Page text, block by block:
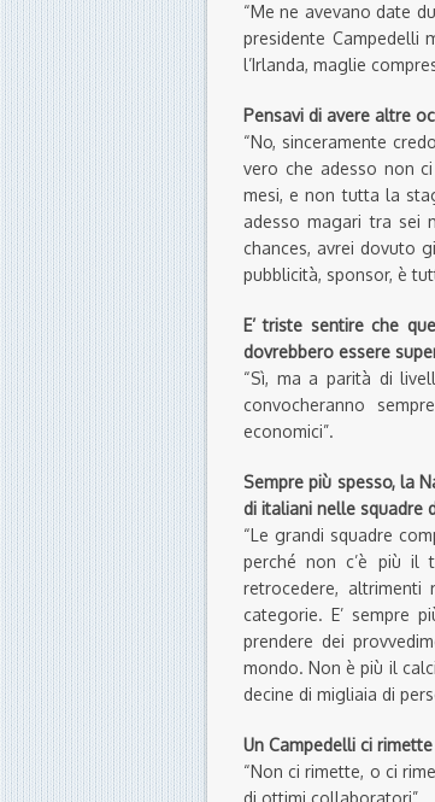
“Me ne avevano date
presidente Campedelli
l’Irlanda, maglie
Pensavi di avere altre
“No, sinceramente
vero che adesso non
mesi, e non tutta la
adesso magari tra sei
chances, avrei dovuto
pubblicità, sponsor, è
E’ triste sentire che
dovrebbero essere
“Sì, ma a parità di
convocheranno
economici”.
Sempre più spesso, la
di italiani nelle squadre
“Le grandi squadre
perché non c’è più il
retrocedere,
categorie. E’ sempre
prendere dei
mondo. Non è più il
decine di migliaia di
Un Campedelli ci
“Non ci rimette, o ci